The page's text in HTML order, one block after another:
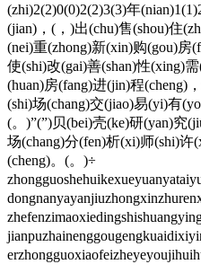
(zhi)2(2)0(0)2(2)3(3)年
(jian)，(，)出(chu)售(shou)住
(nei)重(zhong)新(xin)购(gou)房
使(shi)改(gai)善(shan)性(xing)
(huan)房(fang)进(jin)程(cheng)
(shi)场(chang)交(jiao)易(yi)有
(。)”(”)贝(bei)壳(ke)研(yan)究
场(chang)分(fen)析(xi)师(shi)
(cheng)。(。)÷